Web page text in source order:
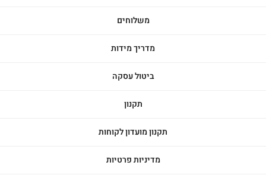
משלוחים
מדריך מידות
ביטול עסקה
תקנון
תקנון מועדון לקוחות
מדיניות פרטיות